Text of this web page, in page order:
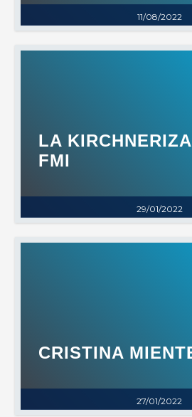
11/08/2022
29/01/2022
LA
FMI
27/01/2022
CRISTINA